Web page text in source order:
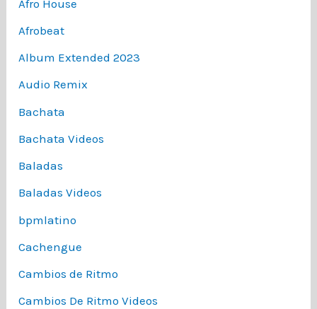
Afro House
Afrobeat
Album Extended 2023
Audio Remix
Bachata
Bachata Videos
Baladas
Baladas Videos
bpmlatino
Cachengue
Cambios de Ritmo
Cambios De Ritmo Videos